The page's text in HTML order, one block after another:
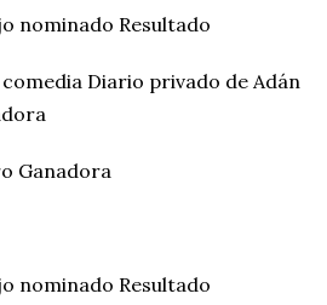
nominado Resultado
Diario privado de Adán
Ganadora
nominado Resultado